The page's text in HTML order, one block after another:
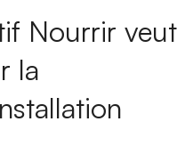
Nourrir veut
la